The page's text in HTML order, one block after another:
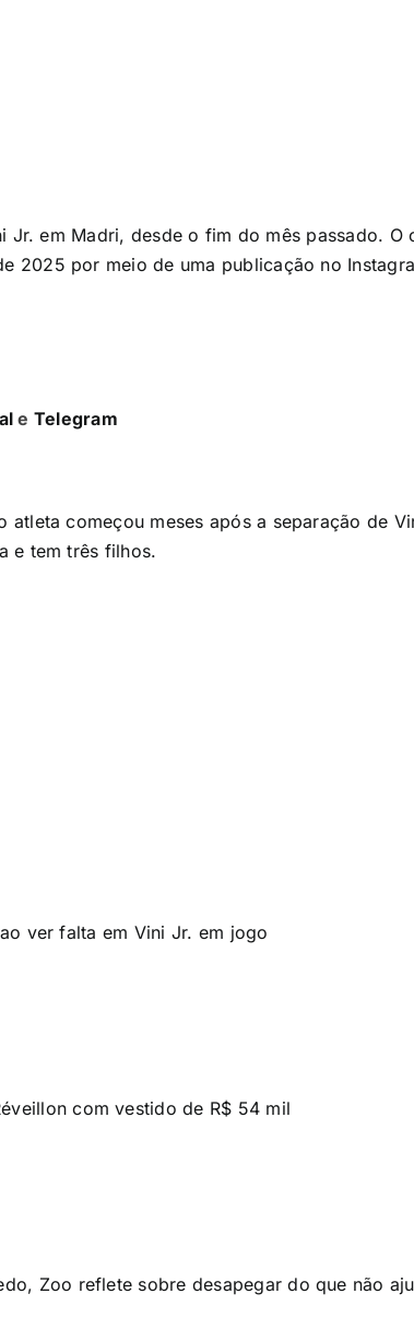
em Madri, desde o fim do mês passado. O
2025 por meio de uma publicação no
e Telegram
atleta começou meses após a separação de
e tem três filhos.
ver falta em Vini Jr. em jogo
com vestido de R$ 54 mil
Zoo reflete sobre desapegar do que não